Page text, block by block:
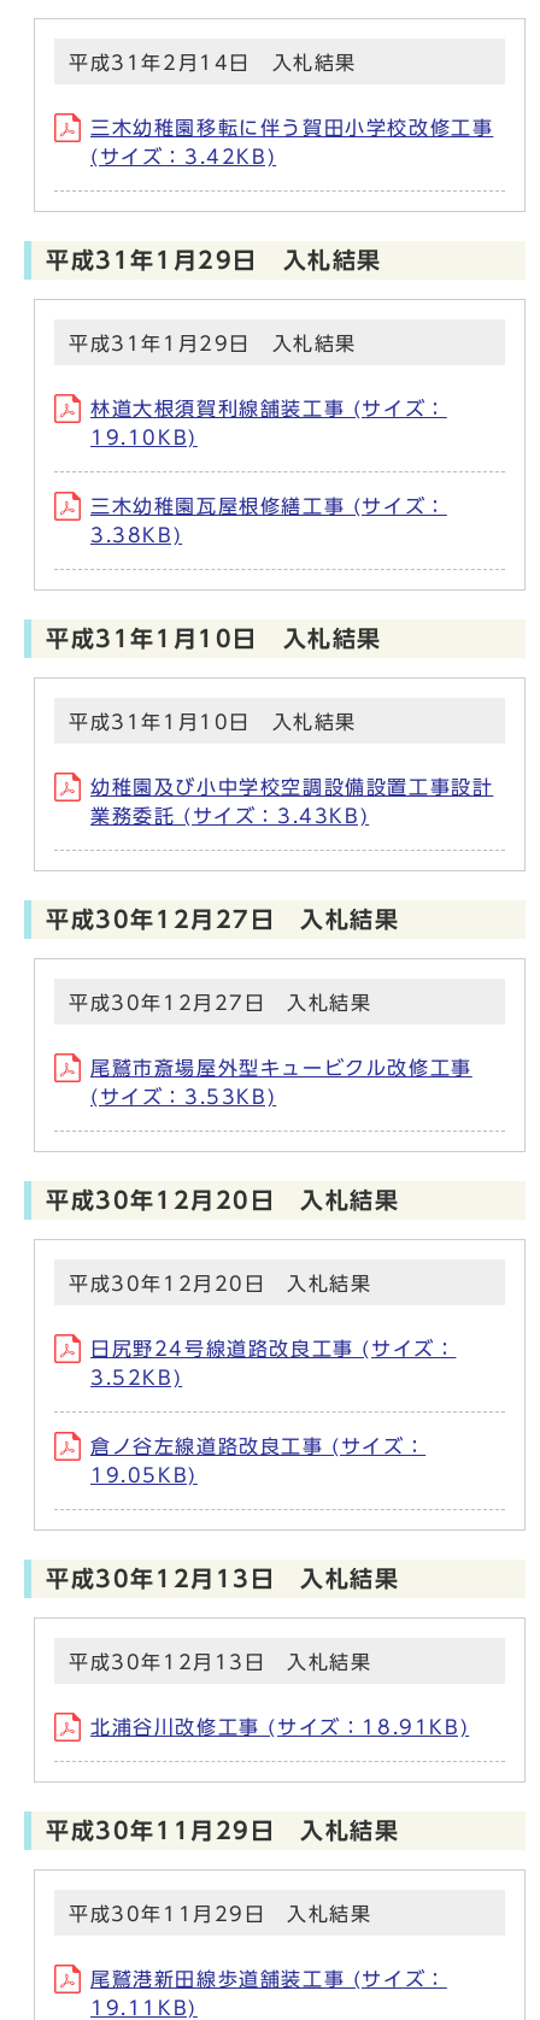
平成31年2月14日 入札結果
三木幼稚園移転に伴う賀田小学校改修工事
(サイズ：3.42KB)
平成31年1月29日 入札結果
平成31年1月29日 入札結果
林道大根須賀利線舗装工事 (サイズ：
19.10KB)
三木幼稚園瓦屋根修繕工事 (サイズ：
3.38KB)
平成31年1月10日 入札結果
平成31年1月10日 入札結果
幼稚園及び小中学校空調設備設置工事設計
業務委託 (サイズ：3.43KB)
平成30年12月27日 入札結果
平成30年12月27日 入札結果
尾鷲市斎場屋外型キュービクル改修工事
(サイズ：3.53KB)
平成30年12月20日 入札結果
平成30年12月20日 入札結果
日尻野24号線道路改良工事 (サイズ：
3.52KB)
倉ノ谷左線道路改良工事 (サイズ：
19.05KB)
平成30年12月13日 入札結果
平成30年12月13日 入札結果
北浦谷川改修工事 (サイズ：18.91KB)
平成30年11月29日 入札結果
平成30年11月29日 入札結果
尾鷲港新田線歩道舗装工事 (サイズ：
19.11KB)